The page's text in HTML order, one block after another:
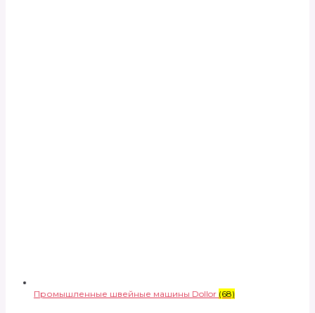
Промышленные швейные машины Dollor (68)